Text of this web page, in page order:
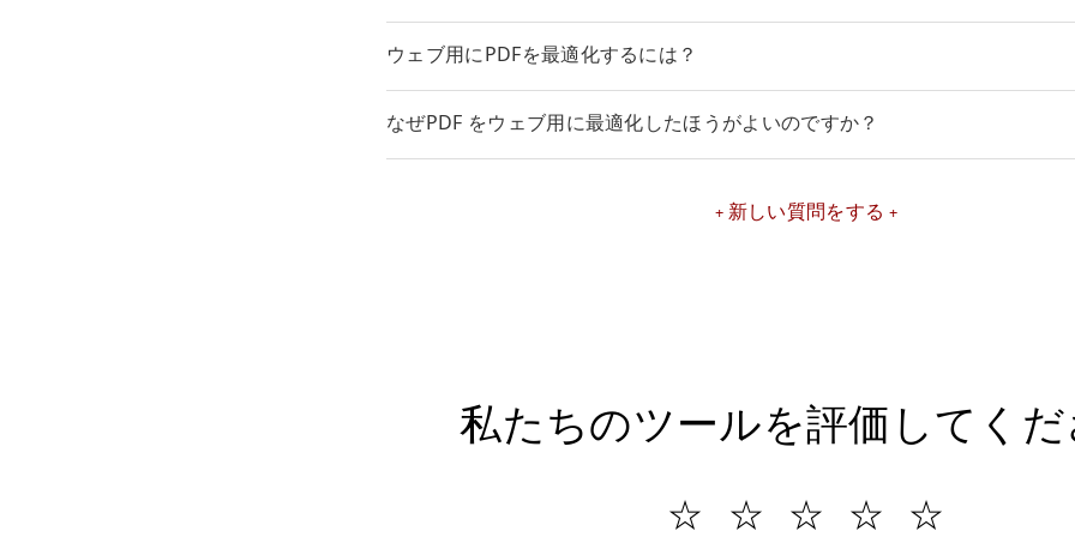
ウェブ用にPDFを最適化するには？
なぜPDF をウェブ用に最適化したほうがよいのですか？
新しい質問をする
私たちのツールを評価してく